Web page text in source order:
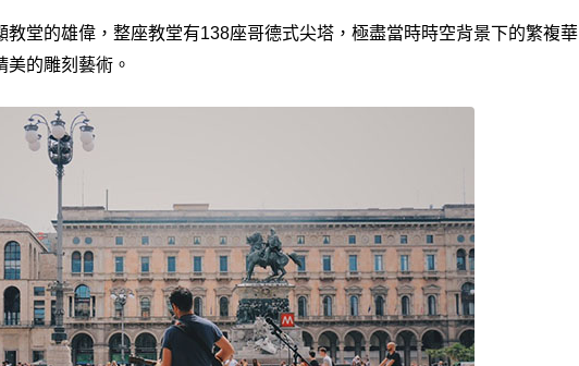
堂的雄偉，整座教堂有138座哥德式尖塔，極盡當時時空背景下的繁複華
的雕刻藝術。